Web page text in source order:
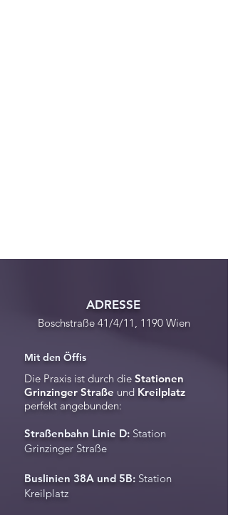
ADRESSE
Boschstraße 41/4/11, 1190 Wien
Mit den Öffis
Die Praxis ist durch die Stationen
Grinzinger Straße und Kreilplatz
perfekt angebunden:
Straßenbahn Linie D: Station
Grinzinger Straße
Buslinien 38A und 5B: Station
Kreilplatz